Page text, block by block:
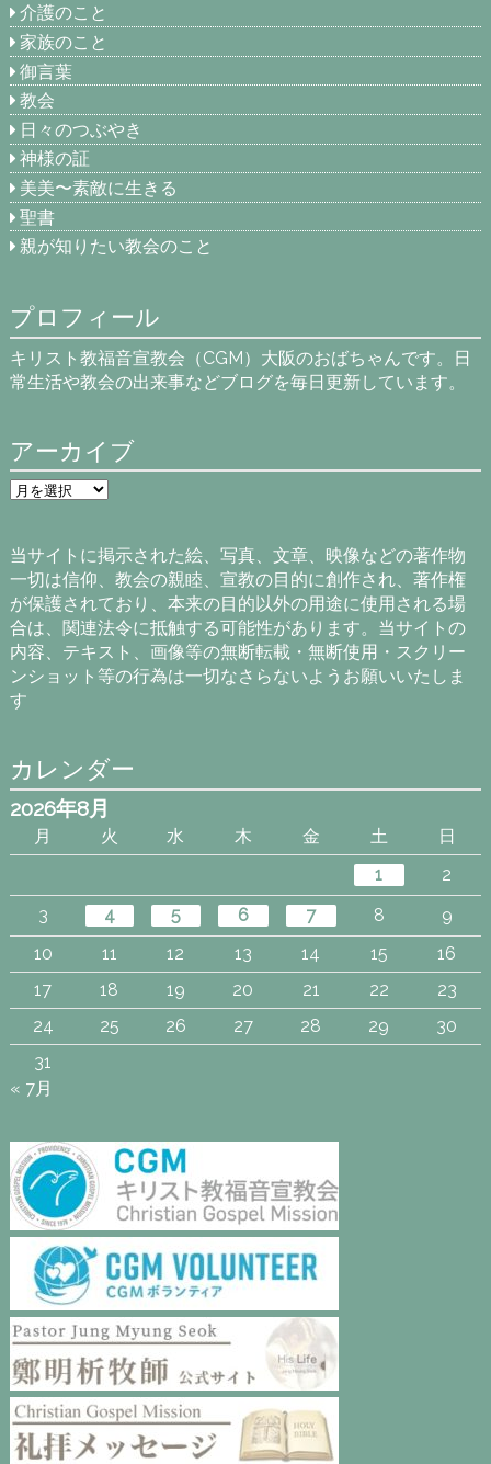
介護のこと
家族のこと
御言葉
教会
日々のつぶやき
神様の証
美美〜素敵に生きる
聖書
親が知りたい教会のこと
プロフィール
キリスト教福音宣教会（CGM）大阪のおばちゃんです。日
常生活や教会の出来事などブログを毎日更新しています。
アーカイブ
ア
ー
ブ
当サイトに掲示された絵、写真、文章、映像などの著作物
一切は信仰、教会の親睦、宣教の目的に創作され、著作権
が保護されており、本来の目的以外の用途に使用される場
合は、関連法令に抵触する可能性があります。当サイトの
内容、テキスト、画像等の無断転載・無断使用・スクリー
ンショット等の行為は一切なさらないようお願いいたしま
す
カレンダー
2026年8月
月 火 水 木 金 土
日
1
2
3
4 5 6 7 8
9
10
11 12 13 14 15
16
17
18 19 20 21 22
23
24
25 26 27 28 29
30
31
« 7月